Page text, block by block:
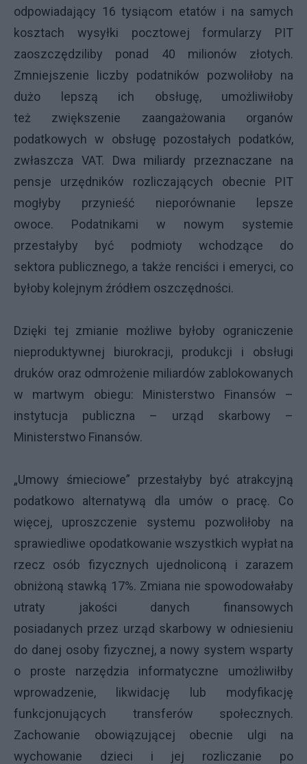
odpowiadający 16 tysiącom etatów i na samych
kosztach wysyłki pocztowej formularzy PIT
zaoszczędziliby ponad 40 milionów złotych.
Zmniejszenie liczby podatników pozwoliłoby na
dużo lepszą ich obsługę, umożliwiłoby
też zwiększenie zaangażowania organów
podatkowych w obsługę pozostałych podatków,
zwłaszcza VAT. Dwa miliardy przeznaczane na
pensje urzędników rozliczających obecnie PIT
mogłyby przynieść nieporównanie lepsze
owoce. Podatnikami w nowym systemie
przestałyby być podmioty wchodzące do
sektora publicznego, a także renciści i emeryci, co
byłoby kolejnym źródłem oszczędności.
Dzięki tej zmianie możliwe byłoby ograniczenie
nieproduktywnej biurokracji, produkcji i obsługi
druków oraz odmrożenie miliardów zablokowanych
w martwym obiegu: Ministerstwo Finansów –
instytucja publiczna – urząd skarbowy –
Ministerstwo Finansów.
„Umowy śmieciowe” przestałyby być atrakcyjną
podatkowo alternatywą dla umów o pracę. Co
więcej, uproszczenie systemu pozwoliłoby na
sprawiedliwe opodatkowanie wszystkich wypłat na
rzecz osób fizycznych ujednoliconą i zarazem
obniżoną stawką 17%. Zmiana nie spowodowałaby
utraty jakości danych finansowych
posiadanych przez urząd skarbowy w odniesieniu
do danej osoby fizycznej, a nowy system wsparty
o proste narzędzia informatyczne umożliwiłby
wprowadzenie, likwidację lub modyfikację
funkcjonujących transferów społecznych.
Zachowanie obowiązującej obecnie ulgi na
wychowanie dzieci i jej rozliczanie po